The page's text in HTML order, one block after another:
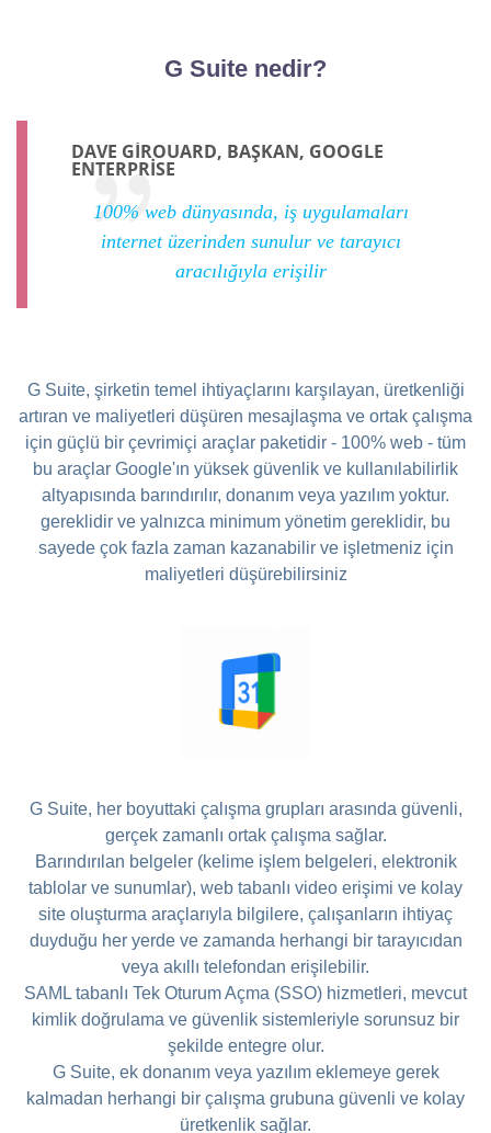
G Suite nedir?
DAVE GIROUARD, BAŞKAN, GOOGLE
ENTERPRISE
100% web dünyasında, iş uygulamaları
internet üzerinden sunulur ve tarayıcı
aracılığıyla erişilir
G Suite, şirketin temel ihtiyaçlarını karşılayan, üretkenliği
artıran ve maliyetleri düşüren mesajlaşma ve ortak çalışma
için güçlü bir çevrimiçi araçlar paketidir - 100% web - tüm
bu araçlar Google'ın yüksek güvenlik ve kullanılabilirlik
altyapısında barındırılır, donanım veya yazılım yoktur.
gereklidir ve yalnızca minimum yönetim gereklidir, bu
sayede çok fazla zaman kazanabilir ve işletmeniz için
maliyetleri düşürebilirsiniz
G Suite, her boyuttaki çalışma grupları arasında güvenli,
gerçek zamanlı ortak çalışma sağlar.
Barındırılan belgeler (kelime işlem belgeleri, elektronik
tablolar ve sunumlar), web tabanlı video erişimi ve kolay
site oluşturma araçlarıyla bilgilere, çalışanların ihtiyaç
duyduğu her yerde ve zamanda herhangi bir tarayıcıdan
veya akıllı telefondan erişilebilir.
SAML tabanlı Tek Oturum Açma (SSO) hizmetleri, mevcut
kimlik doğrulama ve güvenlik sistemleriyle sorunsuz bir
şekilde entegre olur.
G Suite, ek donanım veya yazılım eklemeye gerek
kalmadan herhangi bir çalışma grubuna güvenli ve kolay
üretkenlik sağlar.